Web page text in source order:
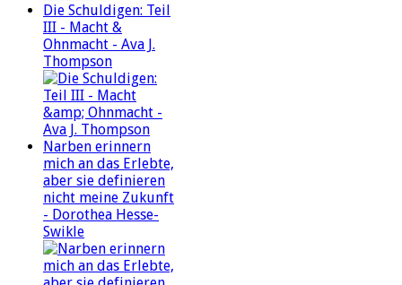
Die Schuldigen: Teil
III - Macht &
Ohnmacht - Ava J.
Thompson
Narben erinnern
mich an das Erlebte,
aber sie definieren
nicht meine Zukunft
- Dorothea Hesse-
Swikle